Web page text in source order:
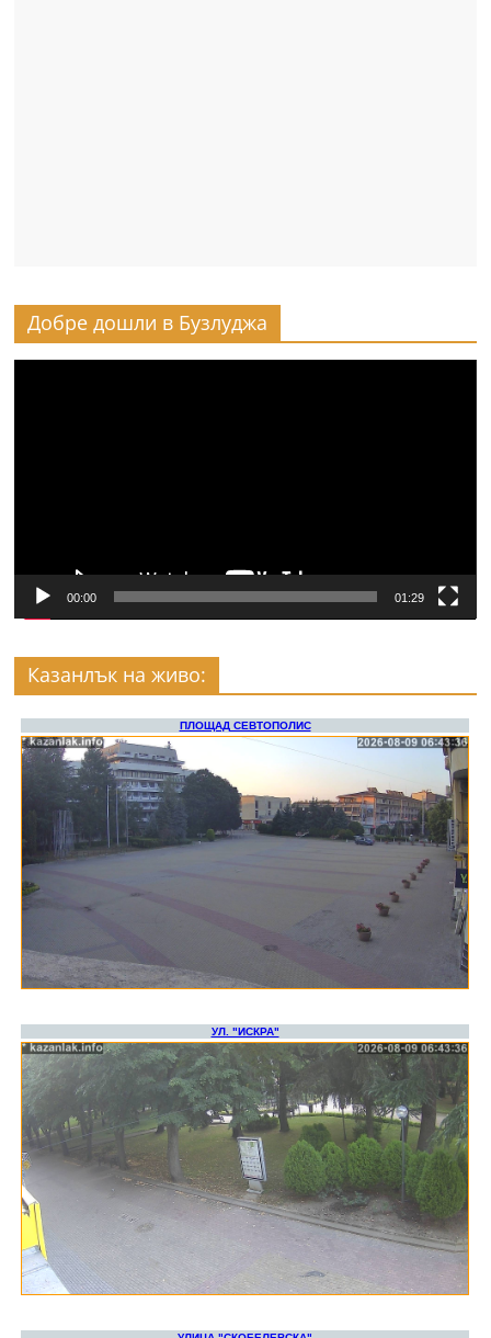
Добре дошли в Бузлуджа
00:00 01:29
Казанлък на живо: